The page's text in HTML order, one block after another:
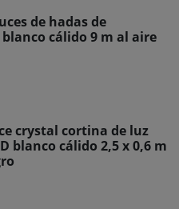
de hadas de
blanco cálido 9 m al aire
crystal cortina de luz
blanco cálido 2,5 x 0,6 m